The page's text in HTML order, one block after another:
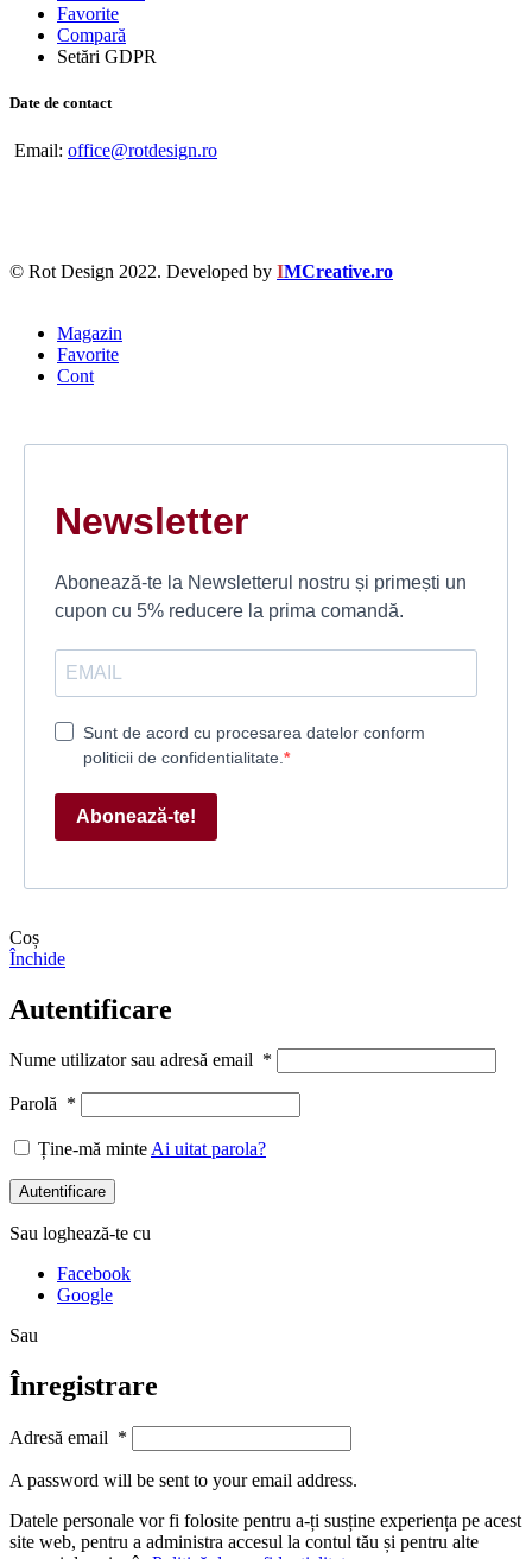
Favorite
Compară
Setări GDPR
Date de contact
Email: office@rotdesign.ro
© Rot Design 2022. Developed by IMCreative.ro
Magazin
Favorite
Cont
Newsletter
Abonează-te la Newsletterul nostru și primești un
cupon cu 5% reducere la prima comandă.
Sunt de acord cu procesarea datelor conform
politicii de confidentialitate.
Abonează-te!
Coș
Închide
Autentificare
Nume utilizator sau adresă email *
Parolă *
Ține-mă minteAi uitat parola?
Autentificare
Sau loghează-te cu
Facebook
Google
Sau
Înregistrare
Adresă email *
A password will be sent to your email address.
Datele personale vor fi folosite pentru a-ți susține experiența pe acest
site web, pentru a administra accesul la contul tău și pentru alte